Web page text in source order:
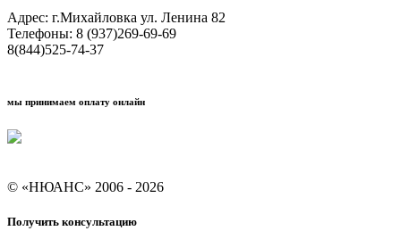
Адрес: г.Михайловка ул. Ленина 82
Телефоны: 8 (937)269-69-69
8(844)525-74-37
мы принимаем оплату онлайн
© «НЮАНС» 2006 - 2026
Получить консультацию